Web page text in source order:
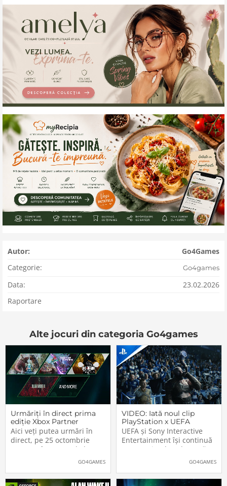
Autor:
Go4Games
Categorie:
Go4games
Data:
23.02.2026
Raportare
Alte jocuri din categoria Go4games
Urmăriți în direct prima
ediție Xbox Partner
Preview
Aici veți putea urmări în
direct, pe 25 octombrie
2023, cu începere de la
20:00 (ora României), prima
Partner Preview, folosit de
GO4GAMES
VIDEO: Iată noul clip
PlayStation x UEFA
Champions League. Nu
lipsesc vedetele din
jocurile Sony
UEFA și Sony Interactive
Entertainment își continuă
parteneriatul ce durează
deja de peste un sfert de
dintre principalii sponsorii
GO4GAMES